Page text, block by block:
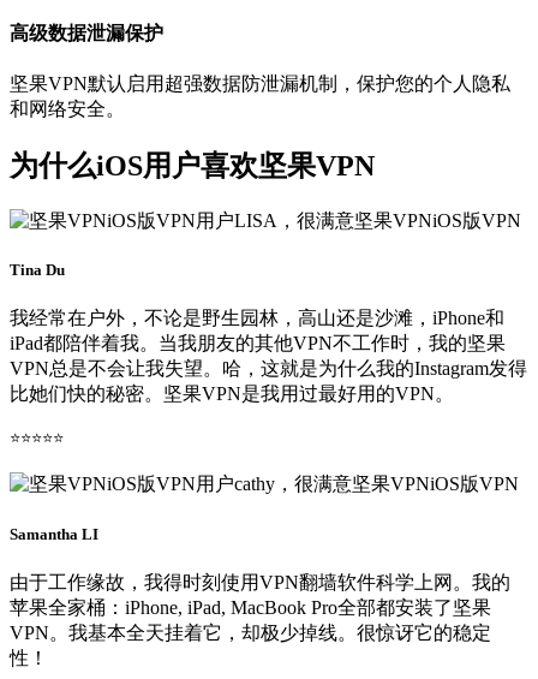
高级数据泄漏保护
坚果VPN默认启用超强数据防泄漏机制，保护您的个人隐私
和网络安全。
为什么iOS用户喜欢坚果VPN
Tina Du
我经常在户外，不论是野生园林，高山还是沙滩，iPhone和
iPad都陪伴着我。当我朋友的其他VPN不工作时，我的坚果
VPN总是不会让我失望。哈，这就是为什么我的Instagram发得
比她们快的秘密。坚果VPN是我用过最好用的VPN。
⭐⭐⭐⭐⭐
Samantha LI
由于工作缘故，我得时刻使用VPN翻墙软件科学上网。我的
苹果全家桶：iPhone, iPad, MacBook Pro全部都安装了坚果
VPN。我基本全天挂着它，却极少掉线。很惊讶它的稳定
性！